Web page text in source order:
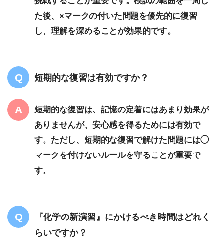
た後、×マークの付いた問題を優先的に復習
し、理解を深めることが効果的です。
短期的な復習は有効ですか？
短期的な復習は、記憶の定着にはあまり効果が
ありませんが、安心感を得るためには有効で
す。ただし、短期的な復習で解けた問題には◯
マークを付けないルールを守ることが重要で
す。
『化学の新演習』にかけるべき時間はどれく
らいですか？